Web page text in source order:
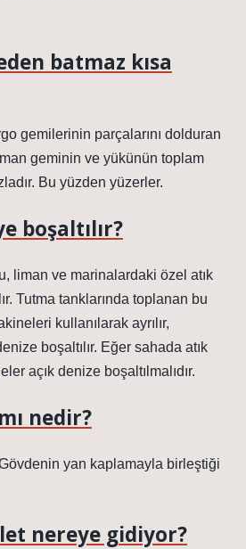
batmaz kısa
gemilerinin parçalarını dolduran
geminin ve yükünün toplam
Bu yüzden yüzerler.
boşaltılır?
liman ve marinalardaki özel atık
Tutma tanklarında toplanan bu
kullanılarak ayrılır,
boşaltılır. Eğer sahada atık
açık denize boşaltılmalıdır.
nedir?
yan kaplamayla birleştiği
nereye gidiyor?